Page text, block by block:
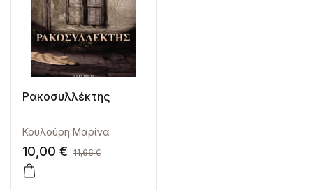
Ρακοσυλλέκτης
Κουλούρη Μαρίνα
10,00 € 11,66€